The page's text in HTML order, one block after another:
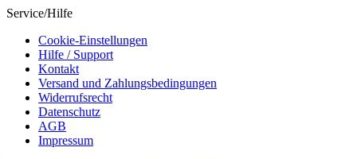
Service/Hilfe
Cookie-Einstellungen
Hilfe / Support
Kontakt
Versand und Zahlungsbedingungen
Widerrufsrecht
Datenschutz
AGB
Impressum